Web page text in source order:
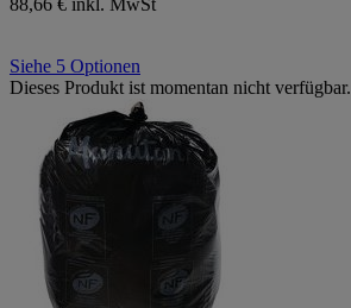
Siehe 5 Optionen
Dieses Produkt ist momentan nicht verfügbar.